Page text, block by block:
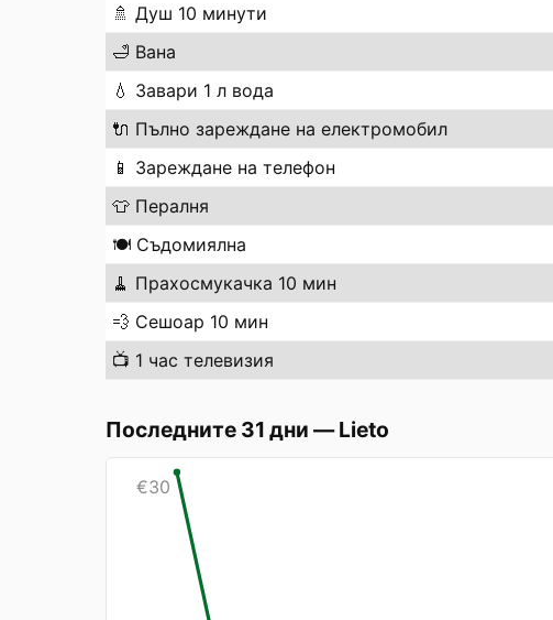
🚿 Душ 10 минути
🛁 Вана
💧 Завари 1 л вода
🔌 Пълно зареждане на електромобил
📱 Зареждане на телефон
👕 Пералня
🍽️ Съдомиялна
🧹 Прахосмукачка 10 мин
💨 Сешоар 10 мин
📺 1 час телевизия
Последните 31 дни —Lieto
€30